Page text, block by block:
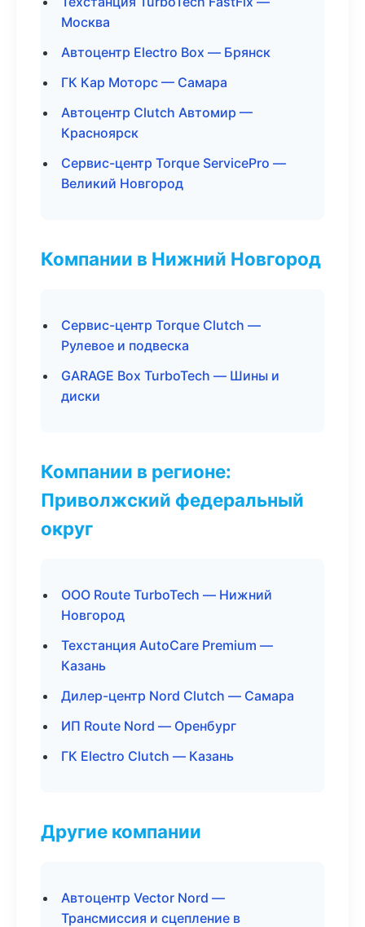
Москва
Автоцентр Electro Box — Брянск
ГК Кар Моторс — Самара
Автоцентр Clutch Автомир —
Красноярск
Сервис-центр Torque ServicePro —
Великий Новгород
Компании в Нижний Новгород
Сервис-центр Torque Clutch —
Рулевое и подвеска
GARAGE Box TurboTech — Шины и
диски
Компании в регионе:
Приволжский федеральный
округ
ООО Route TurboTech — Нижний
Новгород
Техстанция AutoCare Premium —
Казань
Дилер-центр Nord Clutch — Самара
ИП Route Nord — Оренбург
ГК Electro Clutch — Казань
Другие компании
Автоцентр Vector Nord —
Трансмиссия и сцепление в